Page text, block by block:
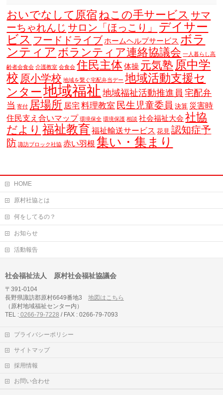
おいでなして原宿 ねこの手サービス サマ
ーちゃれんじ サロン「ほっこり」
デイサー
ビス フードドライブ ホームヘルプサービス ボラ
ンティア ボランティア連絡協議会 一人暮らし高
齢者会食会 介護教室 会食会 住民主体 体操 元気塾 原中学
校 原小学校 地域を繋ぐ宅配弁当デー 地域活動支援セ
ンター 地域福祉 地域福祉活動推進員 宅配弁
当 寄付 居場所 居宅 料理教室 民生児童委員 決算 災害時
住民支え合いマップ 環境保全 環境保護 相談 社会福祉大会 社協
だより 福祉教育 福祉輸送サービス 花見 認知症予
防 諏訪ブロック社協 赤い羽根 集い・集まり
HOME
原村社協とは
何をしてるの？
お知らせ
活動報告
社会福祉法人 原村社会福祉協議会
〒391-0104
長野県諏訪郡原村6649番地3 地図はこちら
（原村地域福祉センター内）
TEL : 0266-79-7228 / FAX : 0266-79-7093
プライバシーポリシー
サイトマップ
採用情報
お問い合わせ